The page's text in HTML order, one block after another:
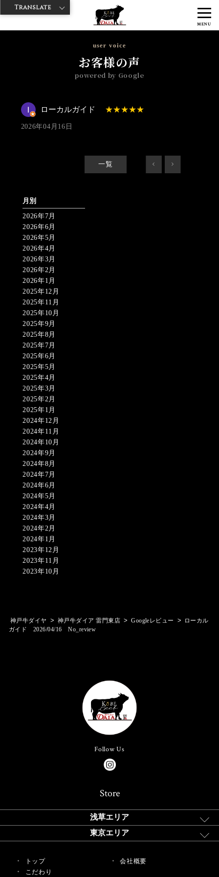
MENU
神戸牛ダイヤ > 神戸牛ダイア 雷門東店
ローカル
ガイド 2026/04/16 No_review
user voice
お客様の声
powered by Google
ローカルガイド
2026年04月16日
一覧 < >
月別
2026年7月
2026年6月
2026年5月
2026年4月
2026年3月
2026年2月
2026年1月
2025年12月
2025年11月
2025年10月
2025年9月
2025年8月
2025年7月
2025年6月
2025年5月
2025年4月
2025年3月
2025年2月
2025年1月
2024年12月
2024年11月
2024年10月
2024年9月
2024年8月
2024年7月
2024年6月
2024年5月
2024年4月
2024年3月
2024年2月
2024年1月
2023年12月
2023年11月
2023年10月
神戸牛ダイヤ > 神戸牛ダイア 雷門東店 > Googleレビュー >
ローカル
ガイド 2026/04/16 No_review
Follow Us
Store
浅草エリア
東京エリア
トップ
こだわり
会社概要
Translate